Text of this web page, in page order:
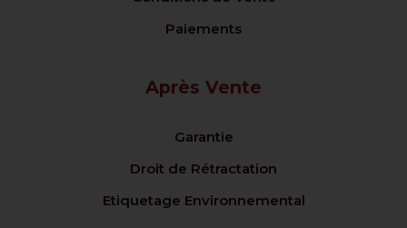
Paiements
Après Vente
Garantie
Droit de Rétractation
Etiquetage Environnemental